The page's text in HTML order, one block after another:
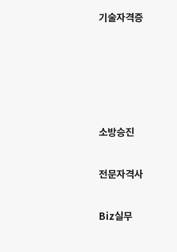
기술자격증
소방승진
전문자격사
Biz실무